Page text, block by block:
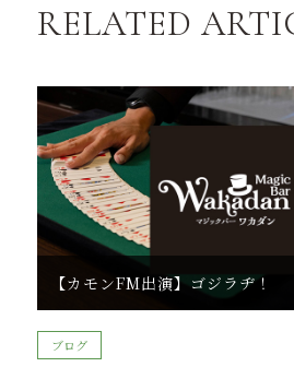
RELATED
ブログ
【カモンFM出演】ゴジラヂ！